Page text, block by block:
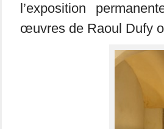
l’exposition
œuvres de Raoul Dufy